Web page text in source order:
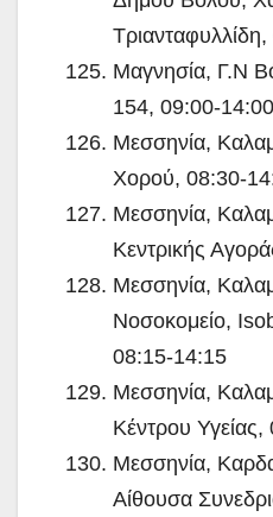
Μαγνησία, Γ.Ν
154, 09:00-14:00
Μεσσηνία,
Χορού, 08:30-
Μεσσηνία,
Κεντρικής
Μεσσηνία,
Νοσοκομείο,
08:15-14:15
Μεσσηνία,
Κέντρου
Μεσσηνία,
Αίθουσα